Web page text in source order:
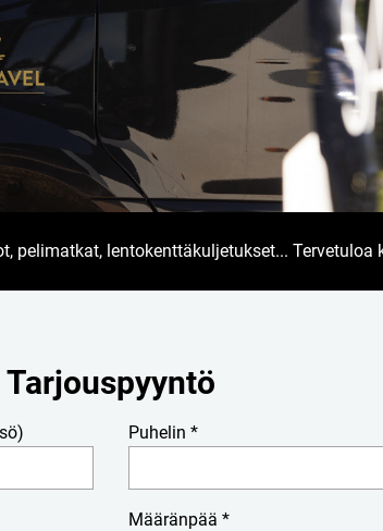
pelimatkat, lentokenttäkuljetukset... Tervetuloa
Tarjouspyyntö
Puhelin *
Määränpää *